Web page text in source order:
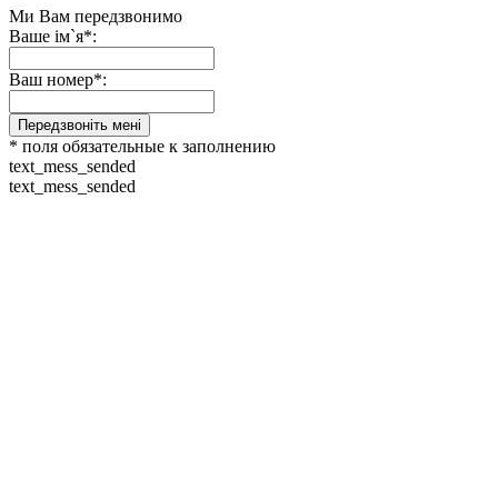
Ми Вам передзвонимо
Ваше ім`я*:
Ваш номер*:
Передзвоніть мені
* поля обязательные к заполнению
text_mess_sended
text_mess_sended